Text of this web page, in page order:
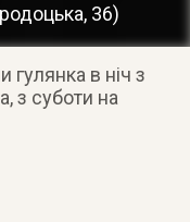
36)
в ніч з
з суботи на